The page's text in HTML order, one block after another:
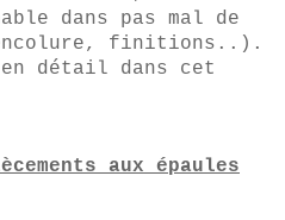
dans pas mal de
finitions..).
détail dans cet
aux épaules